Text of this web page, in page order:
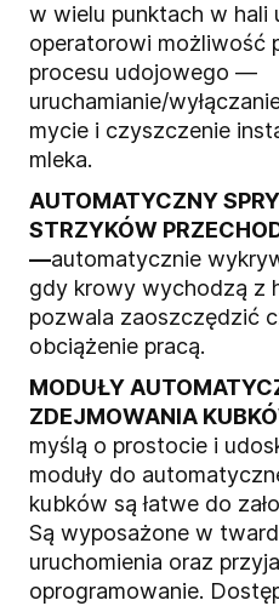
w wielu punktach w hali
operatorowi możliwość
procesu udojowego —
uruchamianie/
mycie i czyszczenie
mleka.
AUTOMATYCZNY
STRZYKÓW
—automatycznie
gdy krowy wychodzą z
pozwala zaoszczędzić
obciążenie pracą.
MODUŁY
ZDEJMOWANIA
myślą o prostocie i
moduły do
kubków są łatwe do
Są wyposażone w
uruchomienia oraz
oprogramowanie.